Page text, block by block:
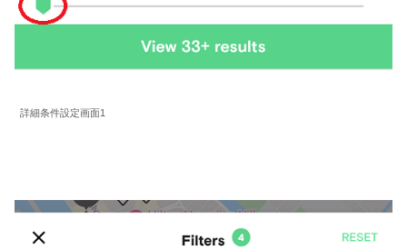
詳細条件設定画面1